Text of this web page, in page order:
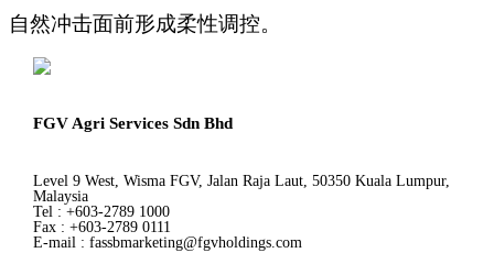
自然冲击面前形成柔性调控。
FGV Agri Services Sdn Bhd
Level 9 West, Wisma FGV, Jalan Raja Laut, 50350 Kuala Lumpur,
Malaysia
Tel : +603-2789 1000
Fax : +603-2789 0111
E-mail : fassbmarketing@fgvholdings.com